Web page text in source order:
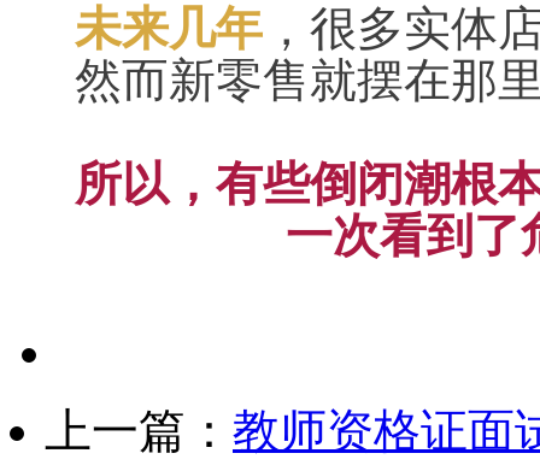
未来几年，很多实体
然而新零售就摆在那
所以，有些倒闭潮根
一次看到了
上一篇： 教师资格证面